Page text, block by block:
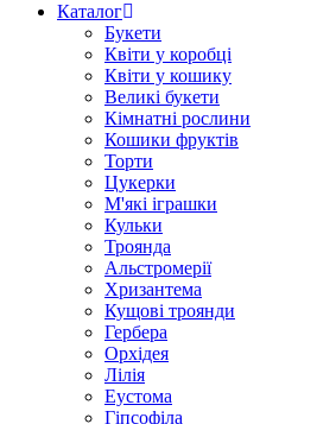
Каталог
Букети
Квіти у коробці
Квіти у кошику
Великі букети
Кімнатні рослини
Кошики фруктів
Торти
Цукерки
М'які іграшки
Кульки
Троянда
Альстромерії
Хризантема
Кущові троянди
Гербера
Орхідея
Лілія
Еустома
Гіпсофіла